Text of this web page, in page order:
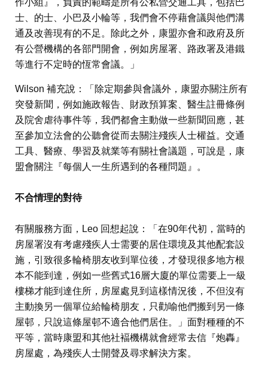
作小組』，負責的範疇是所有公私營交通工具，包括巴
士、的士、小巴及小輪等，我們會不停藉會議與他們溝
通及改善現有的不足。除此之外，康盟亦會和政府及所
有公營機構的各部門開會，例如房屋署、路政署及港鐵
等進行不定時的恆常會議。」
Wilson 補充說：「除定期參與會議外，康盟亦關注所有
突發新聞，例如施政報告、財政預算案、醫生註冊條例
及院舍虐待事件等，我們都會主動做一些新聞回應，甚
至參加立法會的公聽會從而去關注殘疾人士權益。交通
工具、醫療、學習及就業等有關社會議題，可說是，康
盟會關注『每個人一生所遇到的各種問題』。
不合情理的對待
有關服務方面，Leo 回想起說：「在90年代初，當時的
房屋署沒有考慮殘疾人士需要的居住環境及其他配套設
施，引致很多輪椅朋友收到單位後，才發現很多地方根
本不能到達，例如一些舊式16層大廈的單位需要上一級
樓梯才能到達住所，房屋處見到這樣情況後，不但沒有
主動換另一個單位給輪椅朋友，只勸喻他們搬到另一條
屋邨，只說這條屋邨不適合他們居住。」面對種種的不
平等，當時康盟和其他社褔機構就會經常去信『炮轟』
房屋處，為殘疾人士開聲及尋求解決方案。